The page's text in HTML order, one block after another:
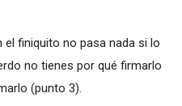
finiquito no pasa nada si lo
no tienes por qué firmarlo
(punto 3).